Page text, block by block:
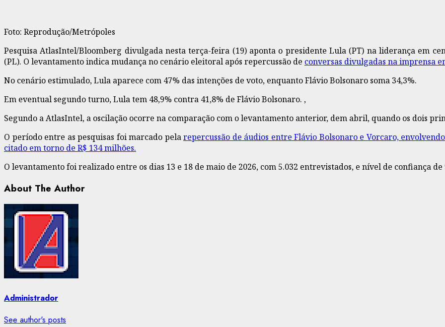
Foto: Reprodução/Metrópoles
Pesquisa AtlasIntel/Bloomberg divulgada nesta terça-feira (19) aponta o presidente Lula (PT) na liderança em
(PL). O levantamento indica mudança no cenário eleitoral após repercussão de conversas divulgadas na imprensa
No cenário estimulado, Lula aparece com 47% das intenções de voto, enquanto Flávio Bolsonaro soma 34,3%.
Em eventual segundo turno, Lula tem 48,9% contra 41,8% de Flávio Bolsonaro. ,
Segundo a AtlasIntel, a oscilação ocorre na comparação com o levantamento anterior, dem abril, quando os dois
O período entre as pesquisas foi marcado pelarepercussão de áudios entre Flávio Bolsonaro e Vorcaro,
citado em torno de R$ 134 milhões.
O levantamento foi realizado entre os dias 13 e 18 de maio de 2026, com 5.032 entrevistados, e nível de confiança
About The Author
Administrador
See author's posts